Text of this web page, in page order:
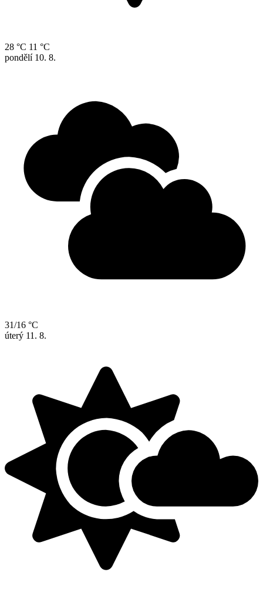
28 °C 11 °C
pondělí 10. 8.
31/16 °C
úterý 11. 8.